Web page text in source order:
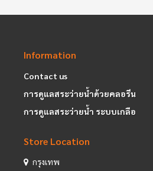
Information
Contact us
การดูแลสระว่ายน้ำด้วยคลอรีน
การดูแลสระว่ายน้ำ ระบบเกลือ
Store Location
กรุงเทพ